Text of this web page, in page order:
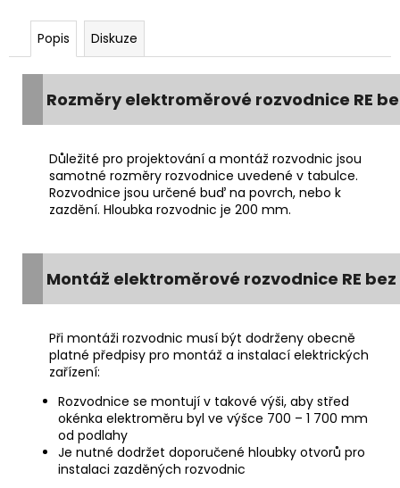
Popis Diskuze
Rozměry elektroměrové rozvodnice RE
Důležité pro projektování a montáž rozvodnic jsou
samotné rozměry rozvodnice uvedené v tabulce.
Rozvodnice jsou určené buď na povrch, nebo k
zazdění. Hloubka rozvodnic je 200 mm.
Montáž elektroměrové rozvodnice RE
Při montáži rozvodnic musí být dodrženy obecně
platné předpisy pro montáž a instalací elektrických
zařízení:
Rozvodnice se montují v takové výši, aby střed
okénka elektroměru byl ve výšce 700 – 1 700 mm
od podlahy
Je nutné dodržet doporučené hloubky otvorů pro
instalaci zazděných rozvodnic